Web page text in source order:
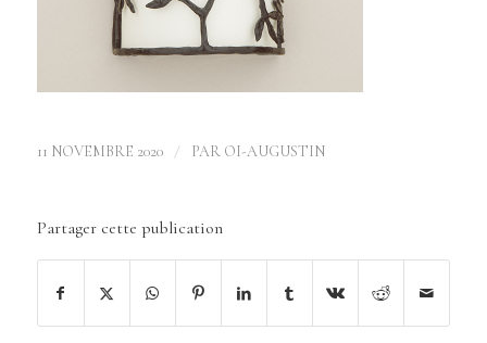
11 NOVEMBRE 2020 / PAR OI-AUGUSTIN
Partager cette publication